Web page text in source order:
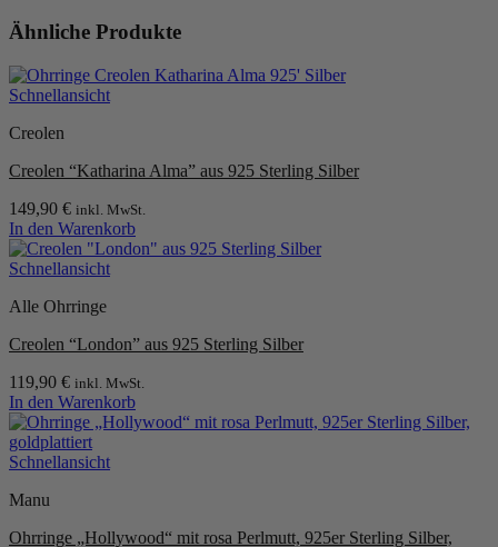
Produkt
mehrere
Varianten
auf.
Die
können
der
Produktseite
gewählt
werden
Ähnliche Produkte
Schnellansicht
Creolen
Creolen “Katharina Alma” aus 925 Sterling Silber
149,90 € inkl. MwSt.
In den Warenkorb
Schnellansicht
Alle Ohrringe
Creolen “London” aus 925 Sterling Silber
119,90 € inkl. MwSt.
In den Warenkorb
Schnellansicht
Manu
Ohrringe „Hollywood“ mit rosa Perlmutt, 925er Sterling Silber,